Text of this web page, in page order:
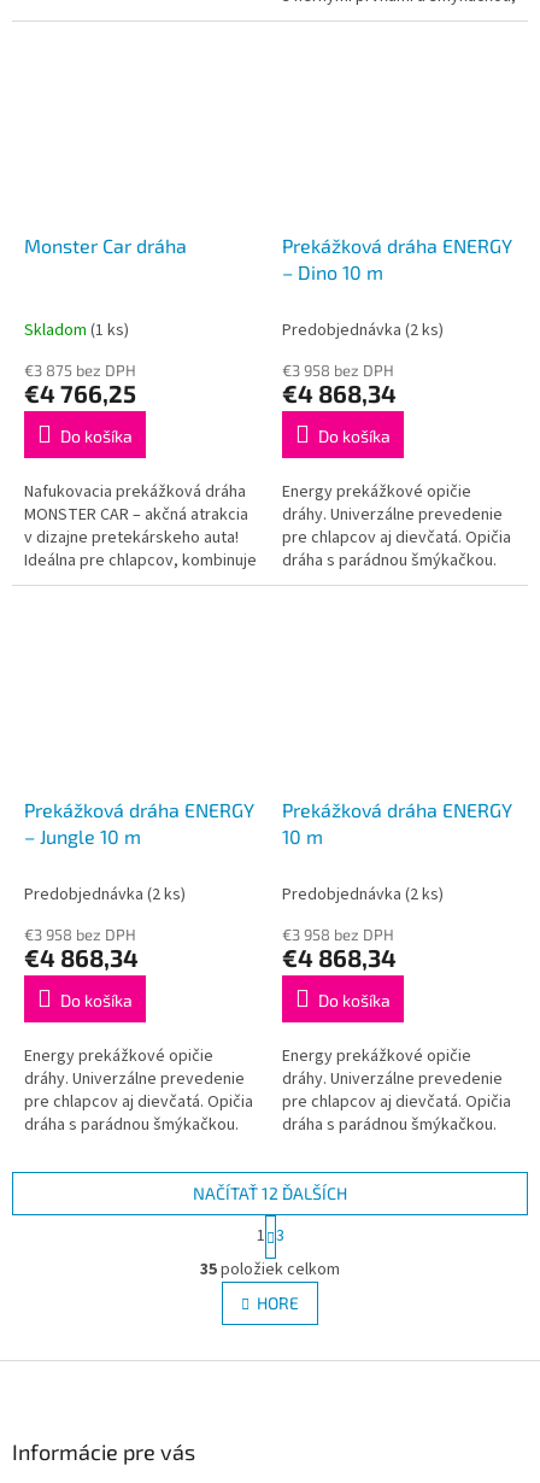
Prémiový PVC materiál. Záruka,
certifikovaná. Prémiový PVC
Monster Car dráha
Skladom (1 ks)
€3 875 bez DPH
€4 766,25
Do košíka
Nafukovacia prekážková dráha
MONSTER CAR – akčná atrakcia
v dizajne pretekárskeho auta!
Ideálna pre chlapcov, kombinuje
parkour, prekážky, preliezačky
Prekážková dráha ENERGY
– Dino 10 m
Predobjednávka (2 ks)
€3 958 bez DPH
€4 868,34
Do košíka
Energy prekážkové opičie
dráhy. Univerzálne prevedenie
pre chlapcov aj dievčatá. Opičia
dráha s parádnou šmýkačkou.
Prekážková dráha ENERGY
– Jungle 10 m
Predobjednávka (2 ks)
€3 958 bez DPH
€4 868,34
Do košíka
Energy prekážkové opičie
dráhy. Univerzálne prevedenie
pre chlapcov aj dievčatá. Opičia
dráha s parádnou šmýkačkou.
Prekážková dráha ENERGY
10 m
Predobjednávka (2 ks)
€3 958 bez DPH
€4 868,34
Do košíka
Energy prekážkové opičie
dráhy. Univerzálne prevedenie
pre chlapcov aj dievčatá. Opičia
dráha s parádnou šmýkačkou.
O
v
l
á
NAČÍTAŤ 12 ĎALŠÍCH
S
t
r
á
n
k
v
1 3
35položiek celkom
HORE
Informácie pre vás